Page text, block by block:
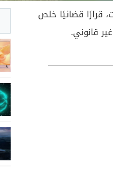
قرارًا قضائيًا خلص
قانوني.